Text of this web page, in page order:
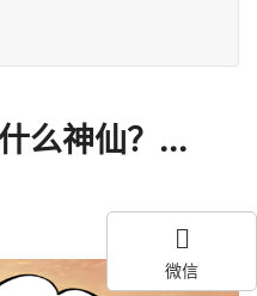
么神仙？...
微信